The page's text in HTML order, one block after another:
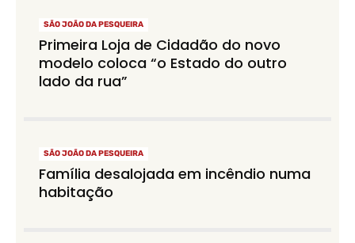
SÃO JOÃO DA PESQUEIRA
Primeira Loja de Cidadão do novo
modelo coloca “o Estado do outro
lado da rua”
SÃO JOÃO DA PESQUEIRA
Família desalojada em incêndio numa
habitação